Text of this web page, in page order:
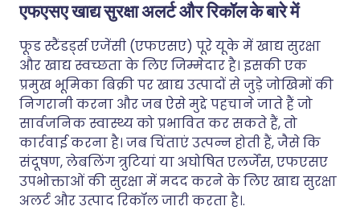
लिंक कॉपी करें
एफएसए खाद्य सुरक्षा अलर्ट और रिकॉल के बारे में
फूड स्टैंडर्ड्स एजेंसी (एफएसए) पूरे यूके में खाद्य सुरक्षा
और खाद्य स्वच्छता के लिए जिम्मेदार है। इसकी एक
प्रमुख भूमिका बिक्री पर खाद्य उत्पादों से जुड़े जोखिमों की
निगरानी करना और जब ऐसे मुद्दे पहचाने जाते हैं जो
सार्वजनिक स्वास्थ्य को प्रभावित कर सकते हैं, तो
कार्रवाई करना है। जब चिंताएं उत्पन्न होती हैं, जैसे कि
संदूषण, लेबलिंग त्रुटियां या अघोषित एलर्जेंस, एफएसए
उपभोक्ताओं की सुरक्षा में मदद करने के लिए खाद्य सुरक्षा
अलर्ट और उत्पाद रिकॉल जारी करता है।.